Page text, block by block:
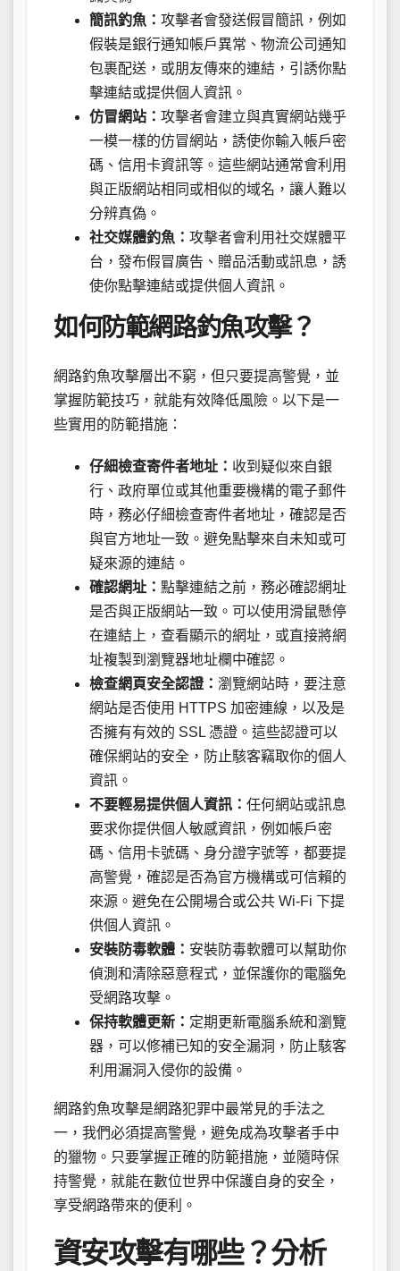
簡訊釣魚： 攻擊者會發送假冒簡訊，例如
假裝是銀行通知帳戶異常、物流公司通知
包裹配送，或朋友傳來的連結，引誘你點
擊連結或提供個人資訊。
仿冒網站： 攻擊者會建立與真實網站幾乎
一模一樣的仿冒網站，誘使你輸入帳戶密
碼、信用卡資訊等。這些網站通常會利用
與正版網站相同或相似的域名，讓人難以
分辨真偽。
社交媒體釣魚： 攻擊者會利用社交媒體平
台，發布假冒廣告、贈品活動或訊息，誘
使你點擊連結或提供個人資訊。
如何防範網路釣魚攻擊？
網路釣魚攻擊層出不窮，但只要提高警覺，並
掌握防範技巧，就能有效降低風險。以下是一
些實用的防範措施：
仔細檢查寄件者地址： 收到疑似來自銀
行、政府單位或其他重要機構的電子郵件
時，務必仔細檢查寄件者地址，確認是否
與官方地址一致。避免點擊來自未知或可
疑來源的連結。
確認網址： 點擊連結之前，務必確認網址
是否與正版網站一致。可以使用滑鼠懸停
在連結上，查看顯示的網址，或直接將網
址複製到瀏覽器地址欄中確認。
檢查網頁安全認證： 瀏覽網站時，要注意
網站是否使用 HTTPS 加密連線，以及是
否擁有有效的 SSL 憑證。這些認證可以
確保網站的安全，防止駭客竊取你的個人
資訊。
不要輕易提供個人資訊： 任何網站或訊息
要求你提供個人敏感資訊，例如帳戶密
碼、信用卡號碼、身分證字號等，都要提
高警覺，確認是否為官方機構或可信賴的
來源。避免在公開場合或公共 Wi-Fi 下提
供個人資訊。
安裝防毒軟體： 安裝防毒軟體可以幫助你
偵測和清除惡意程式，並保護你的電腦免
受網路攻擊。
保持軟體更新： 定期更新電腦系統和瀏覽
器，可以修補已知的安全漏洞，防止駭客
利用漏洞入侵你的設備。
網路釣魚攻擊是網路犯罪中最常見的手法之
一，我們必須提高警覺，避免成為攻擊者手中
的獵物。只要掌握正確的防範措施，並隨時保
持警覺，就能在數位世界中保護自身的安全，
享受網路帶來的便利。
資安攻擊有哪些？分析